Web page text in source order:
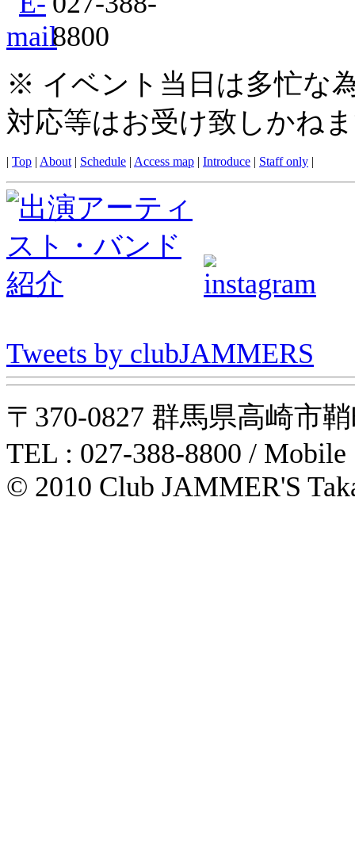
※ イベント当日は多忙な
対応等はお受け致しかね
| Top | About | Schedule | Access map | Introduce | Staff only |
Tweets by clubJAMMERS
〒370-0827 群馬県高崎市
TEL : 027-388-8800 / Mobile
© 2010 Club JAMMER'S